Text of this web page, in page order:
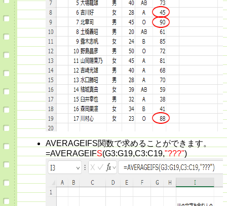
AVERAGEIFS関数で求めることができます。
=AVERAGEIFS(G3:G19,C3:C19,"???")